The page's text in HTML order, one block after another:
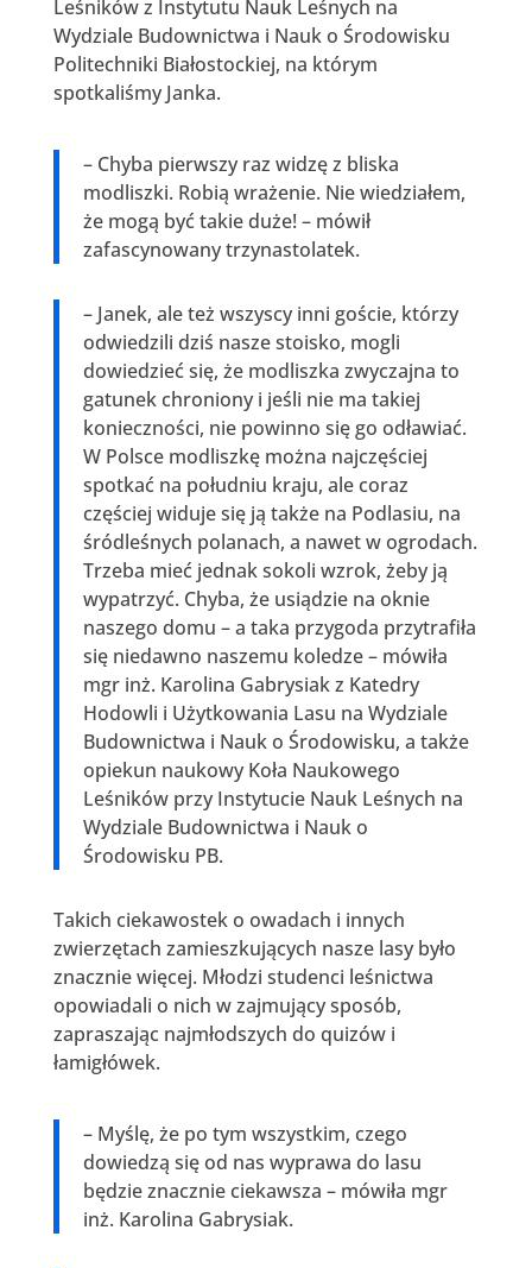
Leśników z Instytutu Nauk Leśnych na
Wydziale Budownictwa i Nauk o Środowisku
Politechniki Białostockiej, na którym
spotkaliśmy Janka.
– Chyba pierwszy raz widzę z bliska
modliszki. Robią wrażenie. Nie wiedziałem,
że mogą być takie duże! – mówił
zafascynowany trzynastolatek.
– Janek, ale też wszyscy inni goście, którzy
odwiedzili dziś nasze stoisko, mogli
dowiedzieć się, że modliszka zwyczajna to
gatunek chroniony i jeśli nie ma takiej
konieczności, nie powinno się go odławiać.
W Polsce modliszkę można najczęściej
spotkać na południu kraju, ale coraz
częściej widuje się ją także na Podlasiu, na
śródleśnych polanach, a nawet w ogrodach.
Trzeba mieć jednak sokoli wzrok, żeby ją
wypatrzyć. Chyba, że usiądzie na oknie
naszego domu – a taka przygoda przytrafiła
się niedawno naszemu koledze – mówiła
mgr inż. Karolina Gabrysiak z Katedry
Hodowli i Użytkowania Lasu na Wydziale
Budownictwa i Nauk o Środowisku, a także
opiekun naukowy Koła Naukowego
Leśników przy Instytucie Nauk Leśnych na
Wydziale Budownictwa i Nauk o
Środowisku PB.
Takich ciekawostek o owadach i innych
zwierzętach zamieszkujących nasze lasy było
znacznie więcej. Młodzi studenci leśnictwa
opowiadali o nich w zajmujący sposób,
zapraszając najmłodszych do quizów i
łamigłówek.
– Myślę, że po tym wszystkim, czego
dowiedzą się od nas wyprawa do lasu
będzie znacznie ciekawsza – mówiła mgr
inż. Karolina Gabrysiak.